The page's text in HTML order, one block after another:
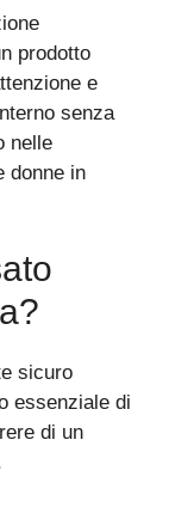
prodotto
e
senza
nelle
donne in
sicuro
essenziale di
di un